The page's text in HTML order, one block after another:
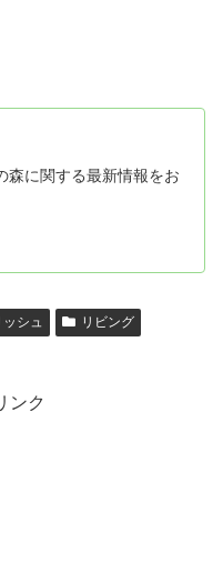
森に関する最新情報をお
シュ
リビング
ンク